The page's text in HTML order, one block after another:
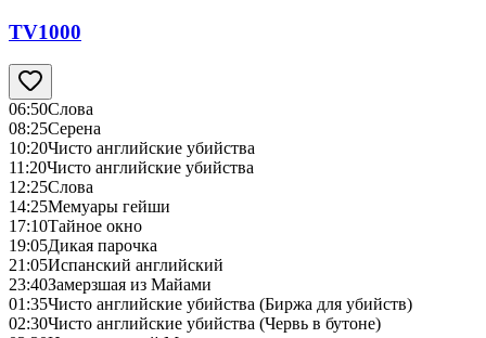
TV1000
06:50Слова
08:25Серена
10:20Чисто английские убийства
11:20Чисто английские убийства
12:25Слова
14:25Мемуары гейши
17:10Тайное окно
19:05Дикая парочка
21:05Испанский английский
23:40Замерзшая из Майами
01:35Чисто английские убийства (Биржа для убийств)
02:30Чисто английские убийства (Червь в бутоне)